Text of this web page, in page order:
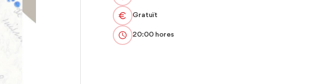
Gratuït
20:00 hores